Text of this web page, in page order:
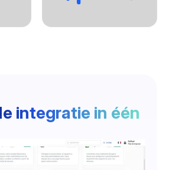
integratie in één